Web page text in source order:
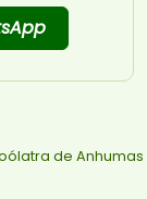
de Anhumas